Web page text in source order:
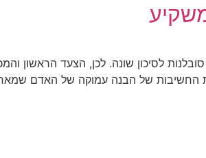
לסיכון שונה. לכן, הצעד הראשון
את החשיבות של הבנה עמוקה של האדם